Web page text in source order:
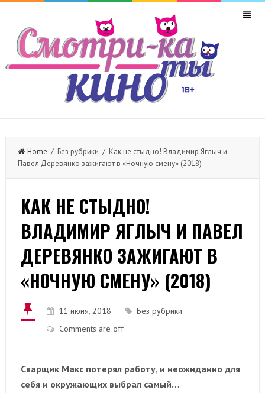
Home / Без рубрики / Как не стыдно! Владимир Яглыч и
Павел Деревянко зажигают в «Ночную смену» (2018)
КАК НЕ СТЫДНО!
ВЛАДИМИР ЯГЛЫЧ И ПАВЕЛ
ДЕРЕВЯНКО ЗАЖИГАЮТ В
«НОЧНУЮ СМЕНУ» (2018)
11 июня, 2018
Без рубрики
Comments are off
Сварщик Макс потерял работу, и неожиданно для
себя и окружающих выбрал самый…